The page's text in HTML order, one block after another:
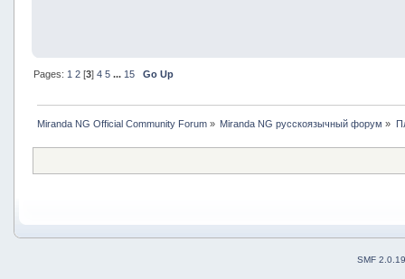
Pages: 1 2[3] 4 5 ... 15 Go Up
Miranda NG Official Community Forum» Miranda NG русскоязычный форум »
SMF 2.0.19